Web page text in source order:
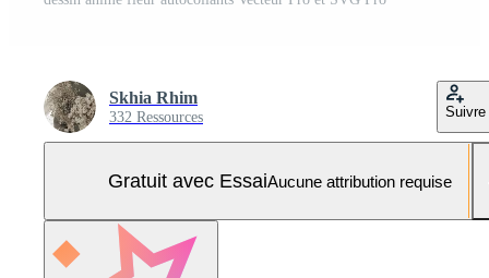
Skhia Rhim
332 Ressources Suivre
Gratuit avec EssaiAucune attribution requise